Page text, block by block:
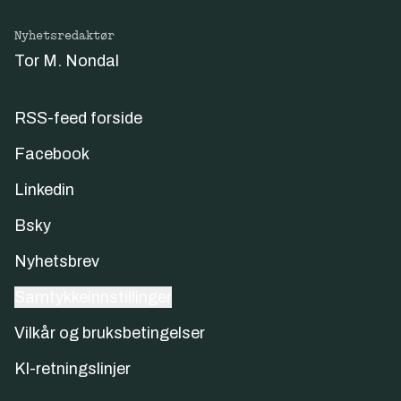
Nyhetsredaktør
Tor M. Nondal
RSS-feed forside
Facebook
Linkedin
Bsky
Nyhetsbrev
Vilkår og bruksbetingelser
KI-retningslinjer